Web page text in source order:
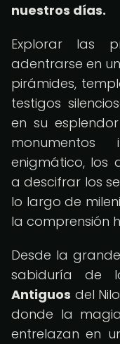
nuestros días.
Explorar las
adentrarse en
pirámides,
testigos
en su
enigmático, los
a descifrar los
lo largo de
la comprensión
Desde la
sabiduría de
Antiguos del
donde la
entrelazan en